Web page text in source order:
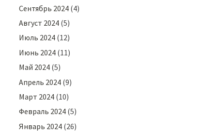
Сентябрь 2024 (4)
Август 2024 (5)
Июль 2024 (12)
Июнь 2024 (11)
Май 2024 (5)
Апрель 2024 (9)
Март 2024 (10)
Февраль 2024 (5)
Январь 2024 (26)